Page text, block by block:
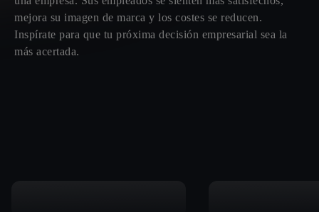
mejora su imagen de marca y los costes se reducen.
Inspírate para que tu próxima decisión empresarial sea la
más acertada.